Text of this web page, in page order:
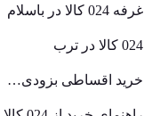
غرفه 024 کالا در باسلام
024 کالا در ترب
خرید اقساطی بزودی…